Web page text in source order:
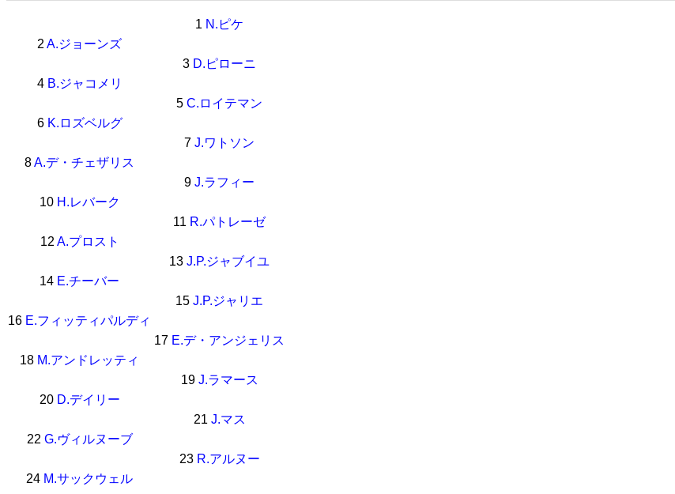
1 N.ピケ
2 A.ジョーンズ
3 D.ピローニ
4 B.ジャコメリ
5 C.ロイテマン
6 K.ロズベルグ
7 J.ワトソン
8A.デ・チェザリス
9 J.ラフィー
10 H.レバーク
11 R.パトレーゼ
12 A.プロスト
13 J.P.ジャブイユ
14 E.チーバー
15 J.P.ジャリエ
16 E.フィッティパルディ
17 E.デ・アンジェリス
18 M.アンドレッティ
19 J.ラマース
20 D.デイリー
21 J.マス
22 G.ヴィルヌーブ
23 R.アルヌー
24 M.サックウェル